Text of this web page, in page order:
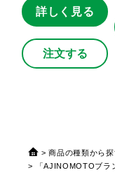
詳しく見る
注文する
商品の種類から
「AJINOMOTOブ